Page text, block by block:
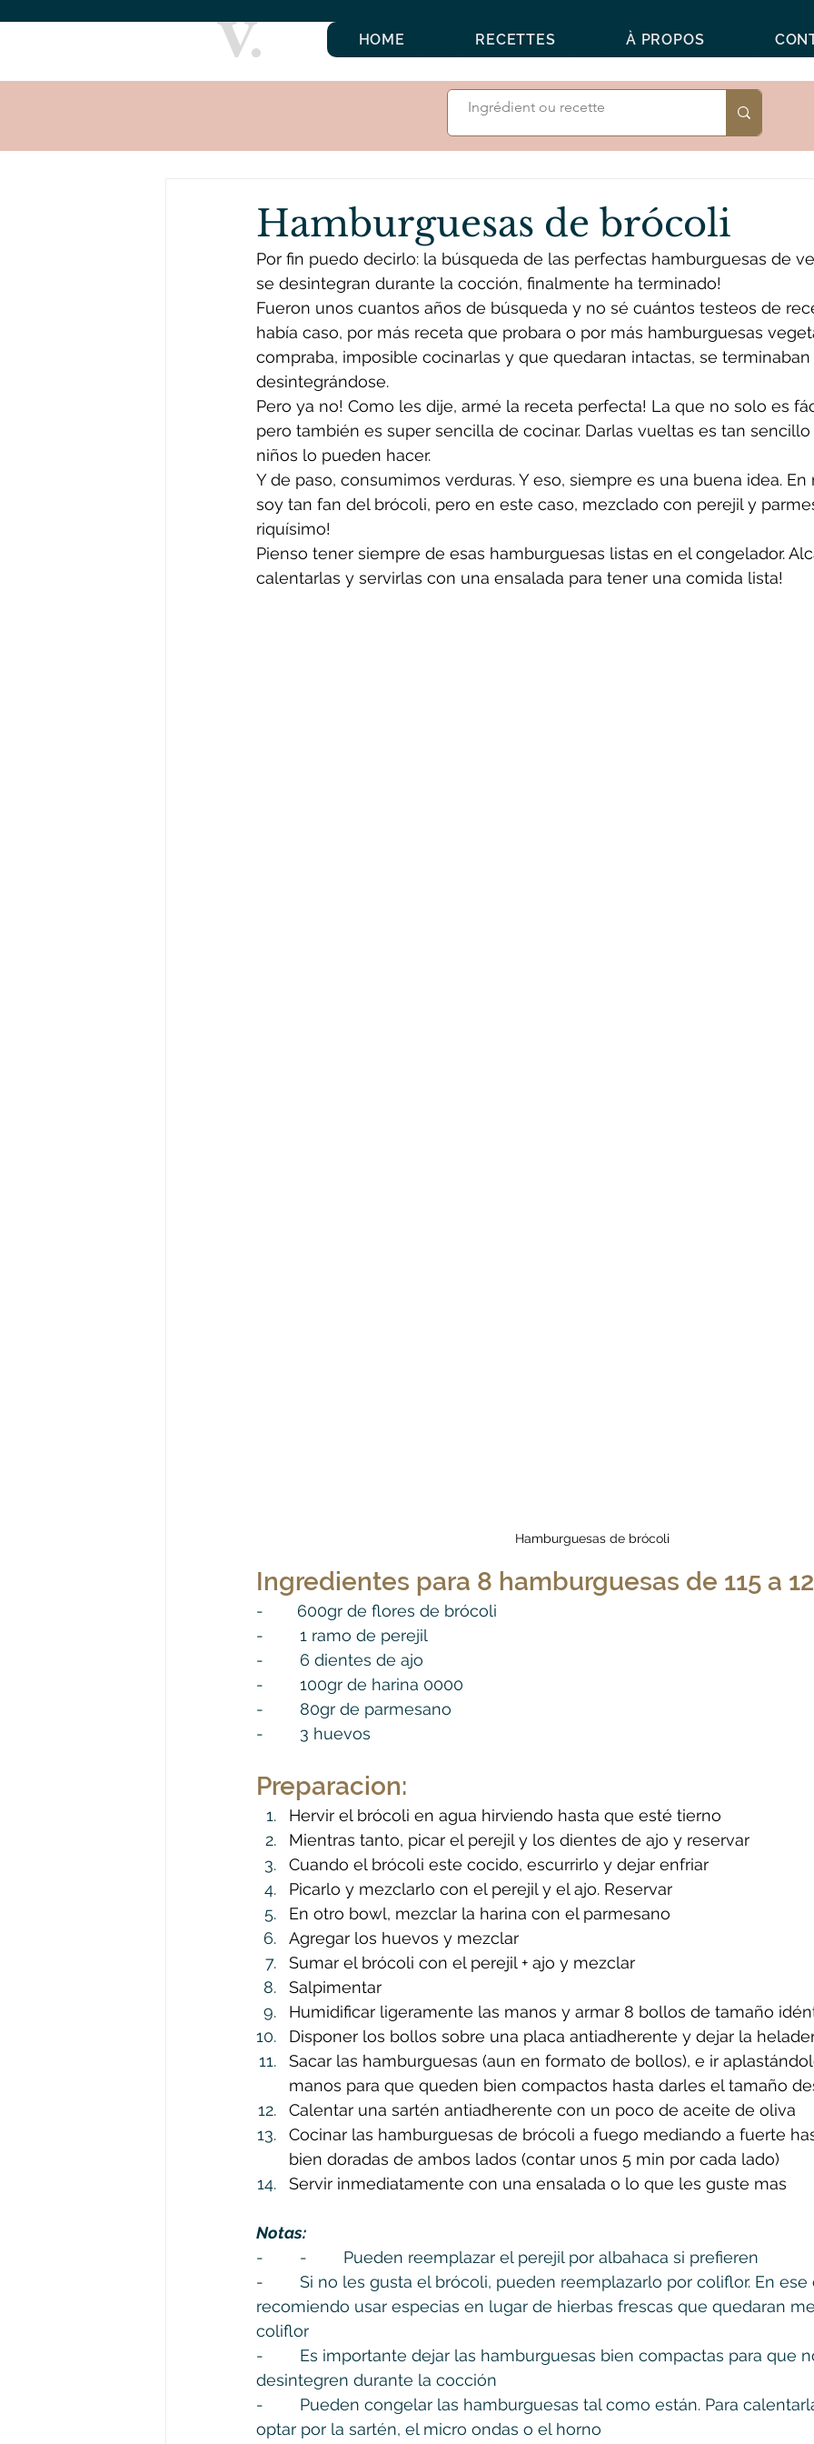
HOME RECETTES À PROPOS
Hamburguesas de brócoli
Por fin puedo decirlo: la búsqueda de las perfectas hamburguesas de
se desintegran durante la cocción, finalmente ha terminado!
Fueron unos cuantos años de búsqueda y no sé cuántos testeos de
había caso, por más receta que probara o por más hamburguesas
compraba, imposible cocinarlas y que quedaran intactas, se terminaban
desintegrándose.
Pero ya no! Como les dije, armé la receta perfecta! La que no solo es
pero también es super sencilla de cocinar. Darlas vueltas es tan
niños lo pueden hacer.
Y de paso, consumimos verduras. Y eso, siempre es una buena idea.
soy tan fan del brócoli, pero en este caso, mezclado con perejil y
riquísimo!
Pienso tener siempre de esas hamburguesas listas en el congelador.
calentarlas y servirlas con una ensalada para tener una comida lista!
Hamburguesas de brócoli
Ingredientes para 8 hamburguesas de 115 a
-	 600gr de flores de brócoli
-        1 ramo de perejil
-        6 dientes de ajo
-        100gr de harina 0000
-        80gr de parmesano
-        3 huevos
Preparacion:
Hervir el brócoli en agua hirviendo hasta que esté tierno
Mientras tanto, picar el perejil y los dientes de ajo y reservar
Cuando el brócoli este cocido, escurrirlo y dejar enfriar
Picarlo y mezclarlo con el perejil y el ajo. Reservar
En otro bowl, mezclar la harina con el parmesano
Agregar los huevos y mezclar
Sumar el brócoli con el perejil + ajo y mezclar
Salpimentar
Humidificar ligeramente las manos y armar 8 bollos de tamaño
Disponer los bollos sobre una placa antiadherente y dejar la
Sacar las hamburguesas (aun en formato de bollos), e ir
manos para que queden bien compactos hasta darles el tamaño
Calentar una sartén antiadherente con un poco de aceite de oliva
Cocinar las hamburguesas de brócoli a fuego mediando a fuerte
bien doradas de ambos lados (contar unos 5 min por cada lado)
Servir inmediatamente con una ensalada o lo que les guste mas
Notas:
-        -        Pueden reemplazar el perejil por albahaca si prefieren
-        Si no les gusta el brócoli, pueden reemplazarlo por coliflor. En
recomiendo usar especias en lugar de hierbas frescas que quedaran
coliflor
-        Es importante dejar las hamburguesas bien compactas para que
desintegren durante la cocción
-        Pueden congelar las hamburguesas tal como están. Para
optar por la sartén, el micro ondas o el horno